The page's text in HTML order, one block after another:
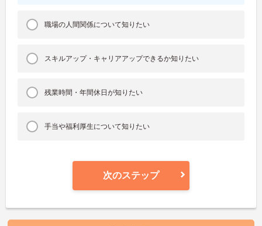
職場の人間関係について知りたい
スキルアップ・キャリアアップできるか知りたい
残業時間・年間休日が知りたい
手当や福利厚生について知りたい
次のステップ